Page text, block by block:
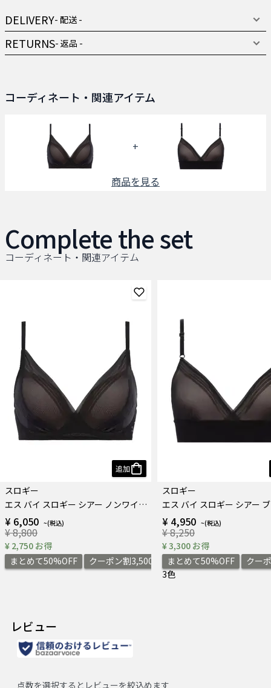
DELIVERY- 配送 -
RETURNS- 返品 -
コーディネート・関連アイテム
+
商品を見る
Complete the set
コーディネート・関連アイテム
追加
スロギー
エス バイ スロギー シアー ノンワイヤーブラ
¥ 6,050
¥ 8,800
¥ 2,750 お得
まとめて50%OFF
クーポン割3,500円
スロギー
エス バイ スロギー シアー
¥ 4,950
¥ 8,250
¥ 3,300 お得
まとめて50%OFF
クー
3色